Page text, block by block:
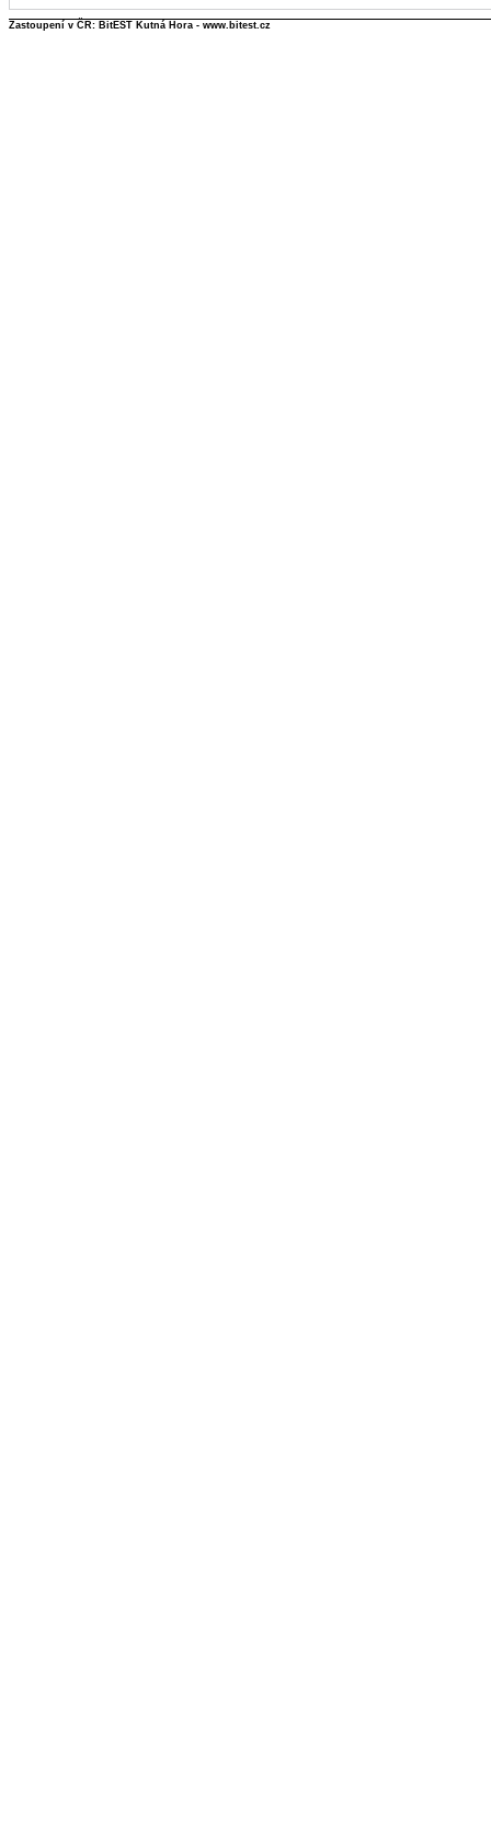
Zastoupení v ČR: BitEST Kutná Hora - www.bitest.cz